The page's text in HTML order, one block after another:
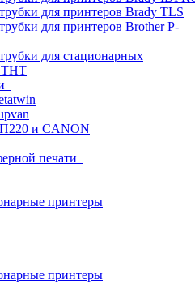
для принтеров Brady TLS
для принтеров Brother P-
для стационарных
THT
и CANON
печати
принтеры
принтеры